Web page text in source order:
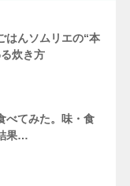
はんソムリエの“本
炊き方
べてみた。味・食
果…